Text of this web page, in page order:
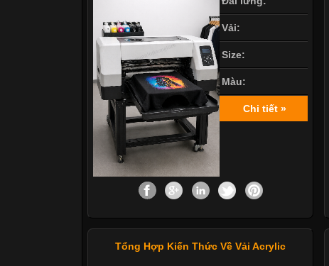
Vải:
Size:
Màu:
Chi tiết »
Tổng Hợp Kiến Thức Về Vải Acrylic